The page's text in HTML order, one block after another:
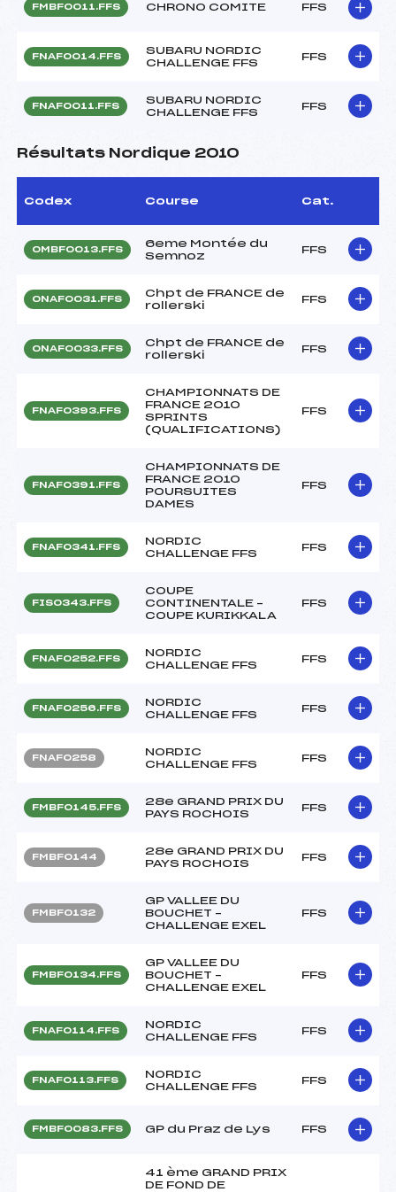
FMBF0011.FFS CHRONO COMITE FFS
FNAF0014.FFS
SUBARU NORDIC
CHALLENGE FFS
FFS
FNAF0011.FFS
SUBARU NORDIC
CHALLENGE FFS
FFS
Résultats Nordique 2010
Codex Course Cat.
OMBF0013.FFS
6eme Montée du
Semnoz
FFS
ONAF0031.FFS
Chpt de FRANCE de
rollerski
FFS
ONAF0033.FFS
Chpt de FRANCE de
rollerski
FFS
FNAF0393.FFS
CHAMPIONNATS DE
FRANCE 2010
SPRINTS
(QUALIFICATIONS)
FFS
FNAF0391.FFS
CHAMPIONNATS DE
FRANCE 2010
POURSUITES
DAMES
FFS
FNAF0341.FFS
NORDIC
CHALLENGE FFS
FFS
FIS0343.FFS
COUPE
CONTINENTALE –
COUPE KURIKKALA
FFS
FNAF0252.FFS
NORDIC
CHALLENGE FFS
FFS
FNAF0256.FFS
NORDIC
CHALLENGE FFS
FFS
FNAF0258
NORDIC
CHALLENGE FFS
FFS
FMBF0145.FFS
28e GRAND PRIX DU
PAYS ROCHOIS
FFS
FMBF0144
28e GRAND PRIX DU
PAYS ROCHOIS
FFS
FMBF0132
GP VALLEE DU
BOUCHET –
CHALLENGE EXEL
FFS
FMBF0134.FFS
GP VALLEE DU
BOUCHET –
CHALLENGE EXEL
FFS
FNAF0114.FFS
NORDIC
CHALLENGE FFS
FFS
FNAF0113.FFS
NORDIC
CHALLENGE FFS
FFS
FMBF0083.FFS GP du Praz de Lys FFS
41 ème GRAND PRIX
DE FOND DE